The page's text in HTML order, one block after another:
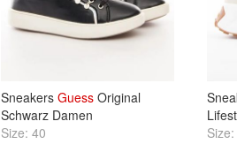
Sneakers Guess Original
Schwarz Damen
Size: 40
Size: